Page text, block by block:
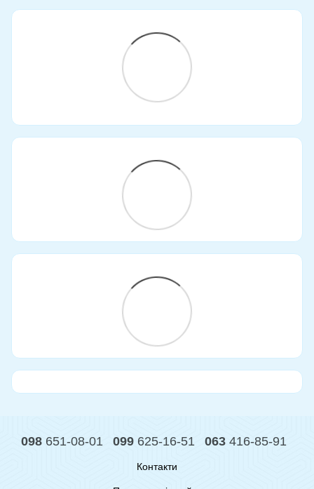
098 651-08-01 099 625-16-51 063 416-85-91
Контакти